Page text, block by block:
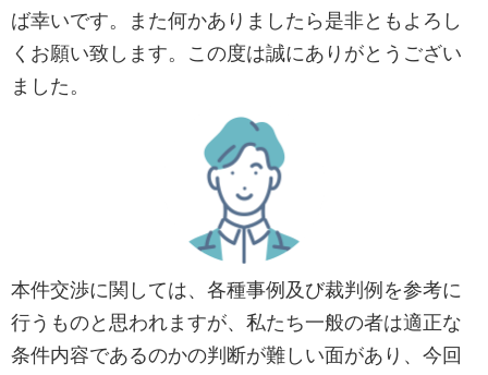
ば幸いです。また何かありましたら是非ともよろし
くお願い致します。この度は誠にありがとうござい
ました。
本件交渉に関しては、各種事例及び裁判例を参考に
行うものと思われますが、私たち一般の者は適正な
条件内容であるのかの判断が難しい面があり、今回